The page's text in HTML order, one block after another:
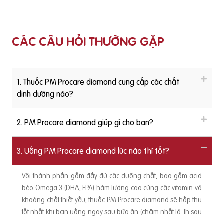
CÁC CÂU HỎI THƯỜNG GẶP
1. Thuốc PM Procare diamond cung cấp các chất
dinh dưỡng nào?
2. PM Procare diamond giúp gì cho bạn?
3. Uống PM Procare diamond lúc nào thì tốt?
Với thành phần gồm đầy đủ các dưỡng chất, bao gồm acid
béo Omega 3 (DHA, EPA) hàm lượng cao cùng các vitamin và
khoáng chất thiết yếu, thuốc PM Procare diamond sẽ hấp thu
tốt nhất khi bạn uống ngay sau bữa ăn (chậm nhất là 1h sau